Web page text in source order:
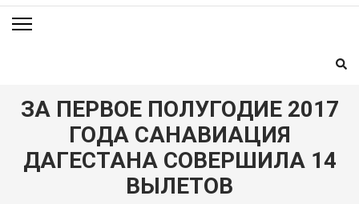
ЗА ПЕРВОЕ ПОЛУГОДИЕ 2017
ГОДА САНАВИАЦИЯ
ДАГЕСТАНА СОВЕРШИЛА 14
ВЫЛЕТОВ